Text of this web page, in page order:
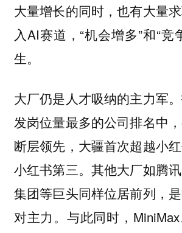
⼤量增⻓的同时，也有⼤量
⼊AI赛道，“机会增多”和“竞
⽣。
大厂仍是人才吸纳的主力军
发岗位量最多的公司排名中
断层领先，⼤疆⾸次超越⼩
⼩红书第三。其他⼤⼚如腾
集团等巨头同样位居前列，
对主⼒。与此同时，